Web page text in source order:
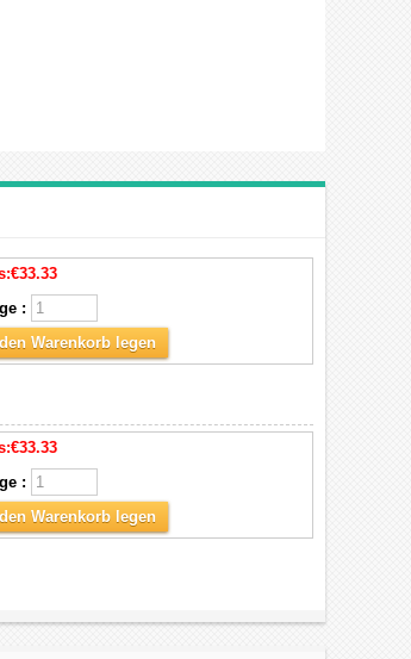
€33.33
:
den Warenkorb legen
€33.33
:
den Warenkorb legen